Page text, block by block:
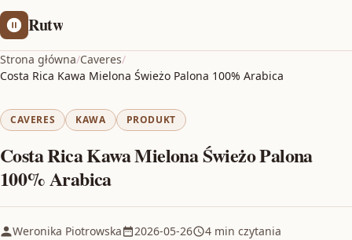
Rutw
Strona główna/Caveres/
Costa Rica Kawa Mielona Świeżo Palona 100% Arabica
CAVERES KAWA PRODUKT
Costa Rica Kawa Mielona Świeżo Palona
100% Arabica
Weronika Piotrowska 2026-05-26 4 min czytania